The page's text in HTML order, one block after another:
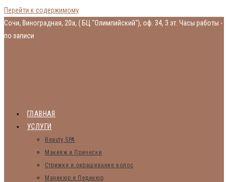
Перейти к содержимому
Сочи, Виноградная, 20а, ( БЦ "Олимпийский"), оф. 34, 3 эт. Часы работы -
по записи
ГЛАВНАЯ
УСЛУГИ
Beauty SPA
Макияж и Прически
Стрижки и окрашивание волос
Маникюр и Педикюр